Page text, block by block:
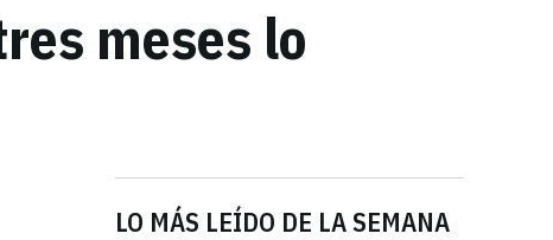
meses lo
LO MÁS LEÍDO DE LA SEMANA